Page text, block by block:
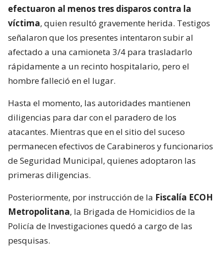
efectuaron al menos tres disparos contra la
víctima, quien resultó gravemente herida. Testigos
señalaron que los presentes intentaron subir al
afectado a una camioneta 3/4 para trasladarlo
rápidamente a un recinto hospitalario, pero el
hombre falleció en el lugar.
Hasta el momento, las autoridades mantienen
diligencias para dar con el paradero de los
atacantes. Mientras que en el sitio del suceso
permanecen efectivos de Carabineros y funcionarios
de Seguridad Municipal, quienes adoptaron las
primeras diligencias.
Posteriormente, por instrucción de la Fiscalía ECOH
Metropolitana, la Brigada de Homicidios de la
Policía de Investigaciones quedó a cargo de las
pesquisas.